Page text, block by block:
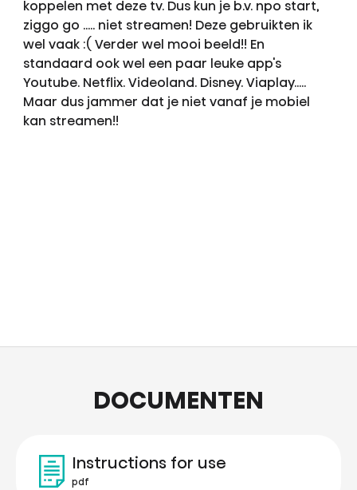
koppelen met deze tv. Dus kun je b.v. npo start,
ziggo go ..... niet streamen! Deze gebruikten ik
wel vaak :( Verder wel mooi beeld!! En
standaard ook wel een paar leuke app's
Youtube. Netflix. Videoland. Disney. Viaplay.....
Maar dus jammer dat je niet vanaf je mobiel
kan streamen!!
DOCUMENTEN
Instructions for use
pdf